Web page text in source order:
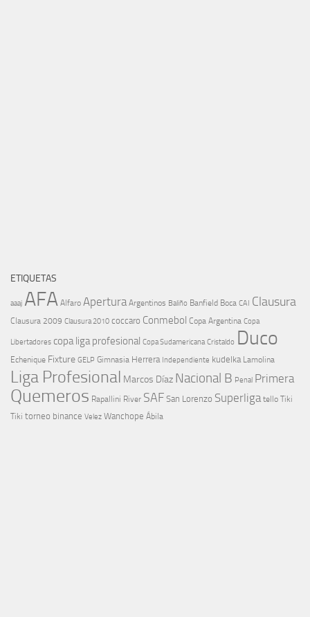
ETIQUETAS
aaaj AFA Alfaro Apertura Argentinos Baliño Banfield Boca CAI Clausura
Clausura 2009 Clausura 2010 coccaro Conmebol Copa Argentina Copa
Libertadores copa liga profesional Copa Sudamericana Cristaldo Duco
Echenique Fixture GELP Gimnasia Herrera Independiente kudelka Lamolina
Liga Profesional Marcos Díaz Nacional B Penal Primera
Quemeros Rapallini River SAF San Lorenzo Superliga tello Tiki
Tiki torneo binance Velez Wanchope Ábila